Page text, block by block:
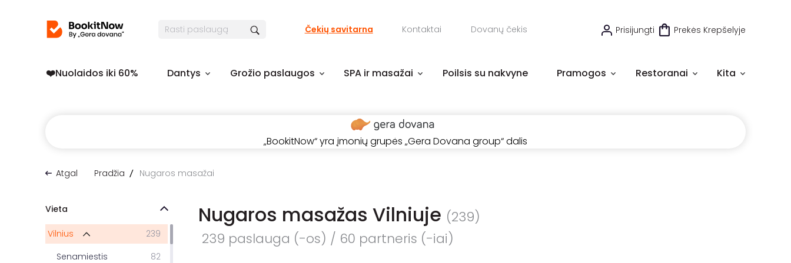
Čekių savitarna Kontaktai Dovanų čekis Prisijungti Prekės Krepšelyje
❤️️Nuolaidos iki 60% Dantys Grožio paslaugos SPA ir masažai Poilsis su nakvyne Pramogos Restoranai Kita
„BookitNow“ yra įmonių grupės „Gera Dovana group“ dalis
Atgal Pradžia Nugaros masažai
Nugaros masažas Vilniuje (239)
239 paslauga (-os) / 60 partneris (-iai)
Vieta
Vilnius
239
Senamiestis
82